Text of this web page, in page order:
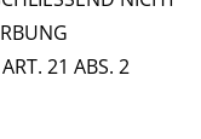
21 ABS. 2